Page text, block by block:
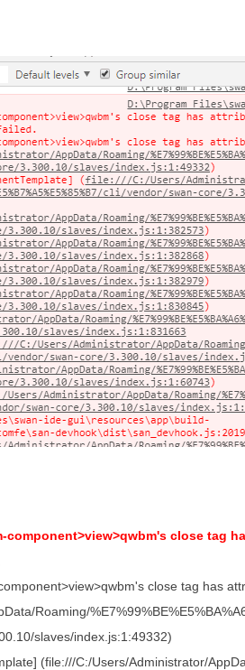
component>view>qwbm's close tag
close tag has
Roaming/
slaves/index.js:1:49332)
(file:///C:/Users/Administrator/